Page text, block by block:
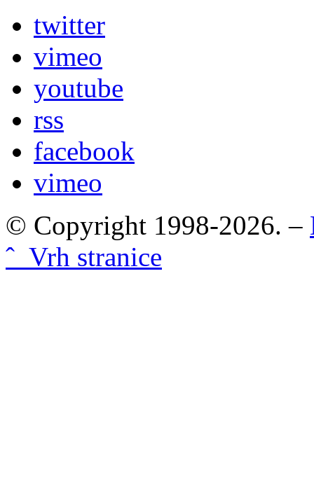
twitter
vimeo
youtube
rss
facebook
vimeo
© Copyright 1998-2026. –
ˆ Vrh stranice